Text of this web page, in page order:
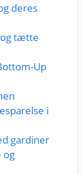
deres
tætte
Up
i
gardiner
og